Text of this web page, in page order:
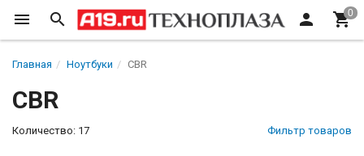
Главная Ноутбуки CBR
CBR
Количество: 17 Фильтр товаров